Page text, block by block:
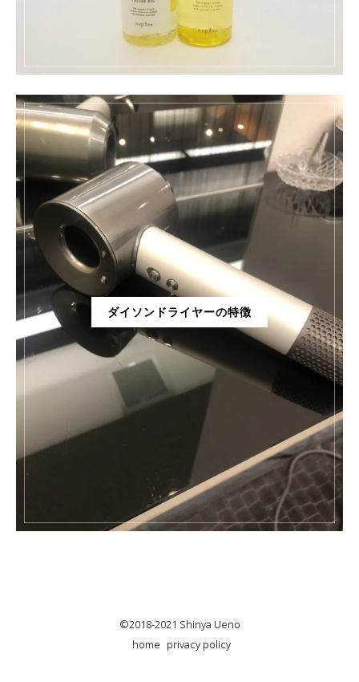
ダイソンドライヤーの特徴
©2018-2021 Shinya Ueno
home privacy policy